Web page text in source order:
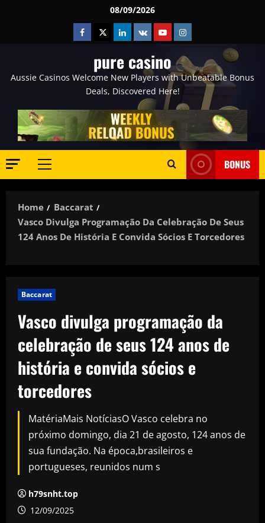
08/09/2026
Facebook
TwitterLinkedin
VK YoutubeInstagram
pure casino
Aussie Casinos Welcome New Players with Unbeatable Bonus
Deals, Discovered Here!
Primary
BONUS
Home
Baccarat
Vasco Divulga Programação Da Celebração De Seus
124 Anos De História E Convida Sócios E Torcedores
Baccarat
Vasco divulga programação da
celebração de seus 124 anos de
história e convida sócios e
torcedores
MatériaMais NotíciasO Vasco celebra no
próximo domingo, dia 21 de agosto, 124 anos de
sua fundação. Na época,brasileiros e
portugueses, reunidos num s
h79snht.top
12/09/2025